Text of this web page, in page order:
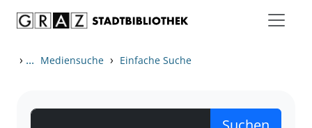
› ... Mediensuche › Einfache Suche